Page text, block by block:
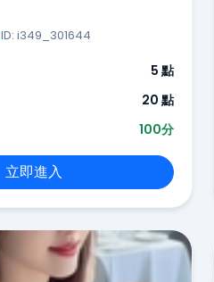
ID: i349_301644
5 點
20 點
100分
立即進入